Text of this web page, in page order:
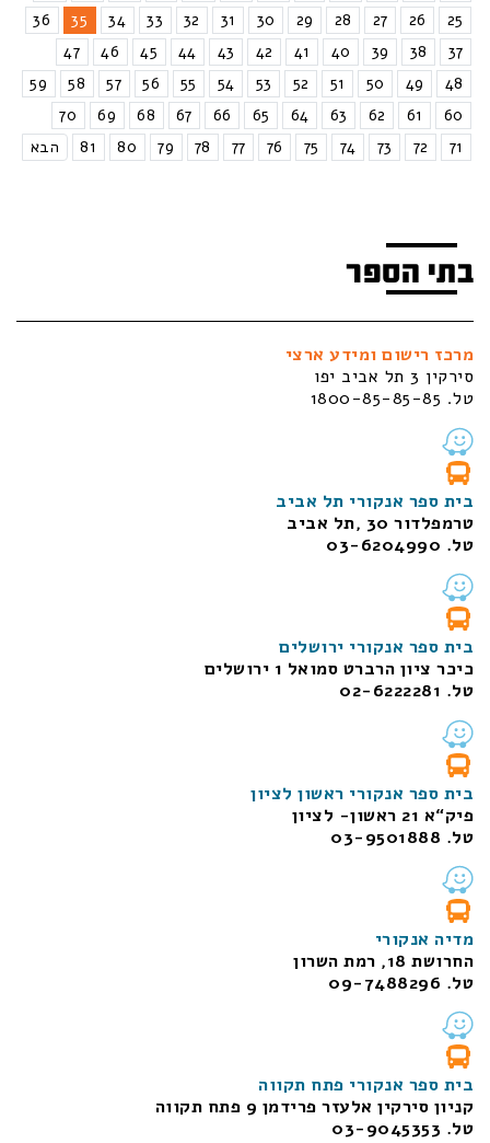
25
26
27
28
29
30
31
32
33
34
35
36
37
38
39
40
41
42
43
44
45
46
47
48
49
50
51
52
53
54
55
56
57
58
59
60
61
62
63
64
65
66
67
68
69
70
71
72
73
74
75
76
77
78
79
80
81 הבא
בתי הספר
מרכז רישום ומידע ארצי
סירקין 3 תל אביב יפו
טל. 1800-85-85-85
בית ספר אנקורי תל אביב
טרמפלדור 30 ,תל אביב
טל. 03-6204990
בית ספר אנקורי ירושלים
כיכר ציון הרברט סמואל 1
ירושלים
טל. 02-6222281
בית ספר אנקורי ראשון לציון
פיק“א 21 ראשון- לציון
טל. 03-9501888
מדיה אנקורי
החרושת 18, רמת השרון
טל. 09-7488296
בית ספר אנקורי פתח תקווה
קניון סירקין אלעזר פרידמן 9 פתח תקווה
טל. 03-9045353